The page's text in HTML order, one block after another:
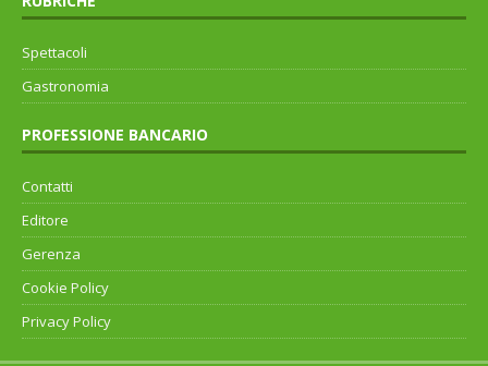
Spettacoli
Gastronomia
PROFESSIONE BANCARIO
Contatti
Editore
Gerenza
Cookie Policy
Privacy Policy